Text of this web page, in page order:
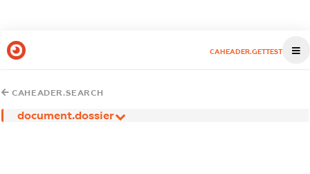
CAHEADER.GETTEST
CAHEADER.SEARCH
document.dossier